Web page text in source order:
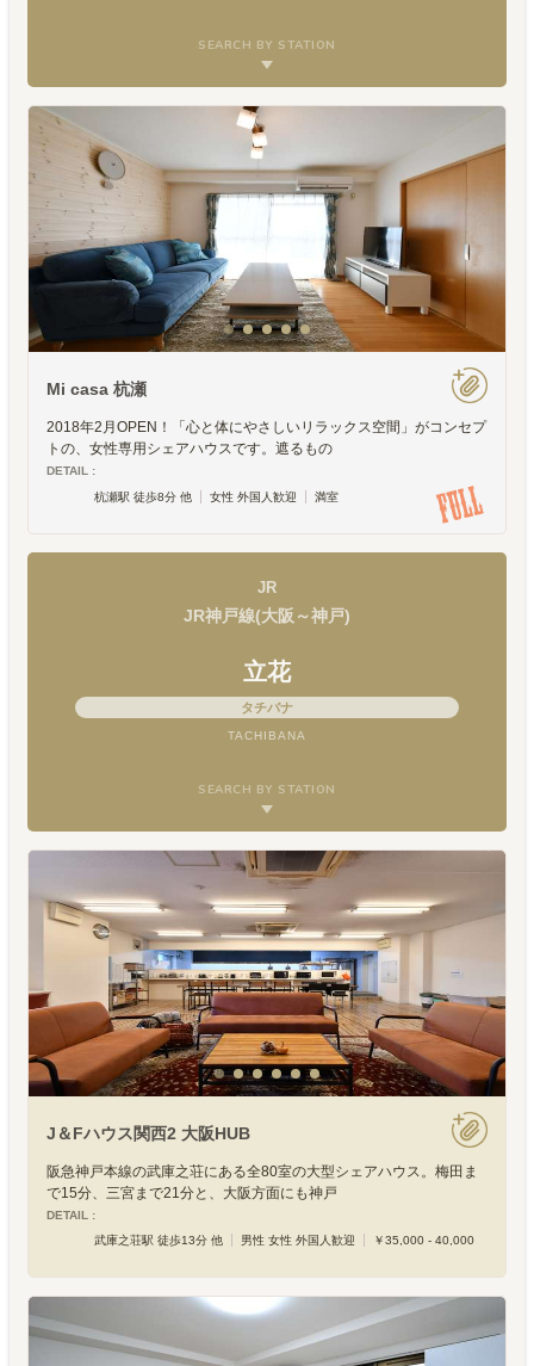
SEARCH BY STATION
Mi casa 杭瀬
2018年2月OPEN！「心と体にやさしいリラックス空間」がコンセプ
トの、女性専用シェアハウスです。遮るもの
DETAIL :
杭瀬駅 徒歩8分 他
女性 外国人歓迎 満室
JR
JR神戸線(大阪～神戸)
立花
タチバナ
TACHIBANA
SEARCH BY STATION
J＆Fハウス関西2 大阪HUB
阪急神戸本線の武庫之荘にある全80室の大型シェアハウス。梅田ま
で15分、三宮まで21分と、大阪方面にも神戸
DETAIL :
武庫之荘駅 徒歩13分 他
男性 女性 外国人歓迎 ￥35,000 - 40,000